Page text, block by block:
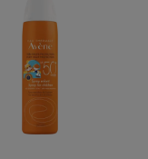
Infantil
FPS
50+